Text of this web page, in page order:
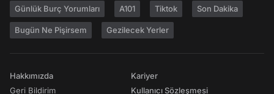
Günlük Burç Yorumları A101 Tiktok Son Dakika
Bugün Ne Pişirsem Gezilecek Yerler
Hakkımızda
Geri Bildirim
Kariyer
Kullanıcı Sözleşmesi